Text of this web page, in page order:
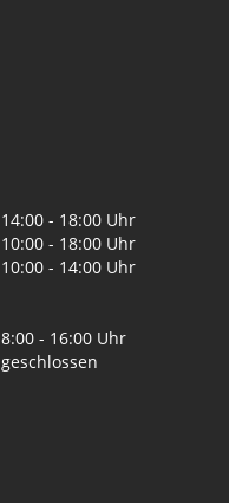
14:00 - 18:00 Uhr
10:00 - 18:00 Uhr
10:00 - 14:00 Uhr
8:00 - 16:00 Uhr
geschlossen